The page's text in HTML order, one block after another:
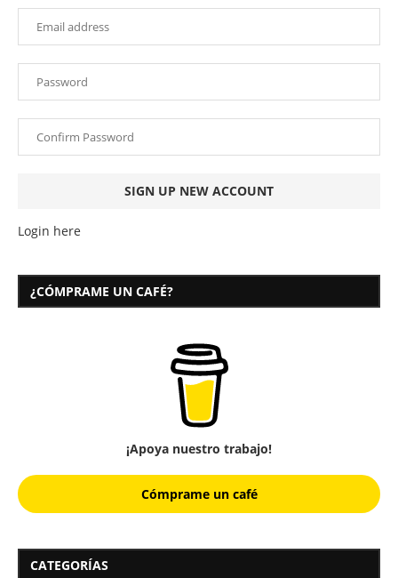
Login here
¿CÓMPRAME UN CAFÉ?
¡Apoya nuestro trabajo!
Cómprame un café
CATEGORÍAS